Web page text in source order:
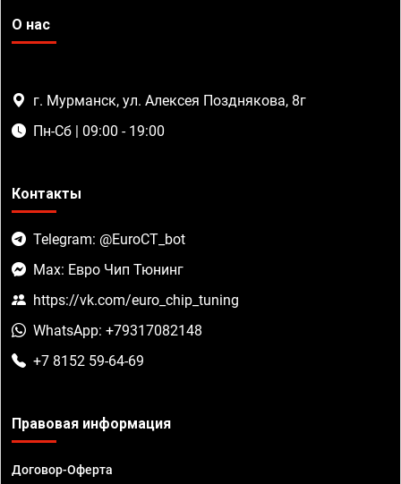
О нас
г. Мурманск, ул. Алексея Позднякова, 8г
Пн-Сб | 09:00 - 19:00
Контакты
Telegram: @EuroCT_bot
Max: Евро Чип Тюнинг
https://vk.com/euro_chip_tuning
WhatsApp: +79317082148
+7 8152 59-64-69
Правовая информация
Договор-Оферта